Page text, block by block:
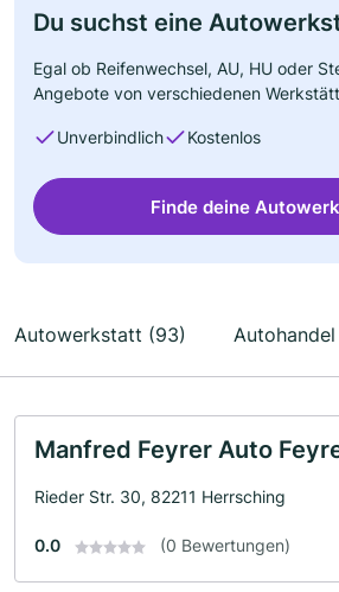
Du suchst eine
Egal ob Reifenwechsel, AU, HU oder
Angebote von verschiedenen
Unverbindlich Kostenlos
Finde deine
Autowerkstatt (93)
Manfred Feyrer Auto
Rieder Str. 30, 82211 Herrsching
0.0 (0 Bewertungen)